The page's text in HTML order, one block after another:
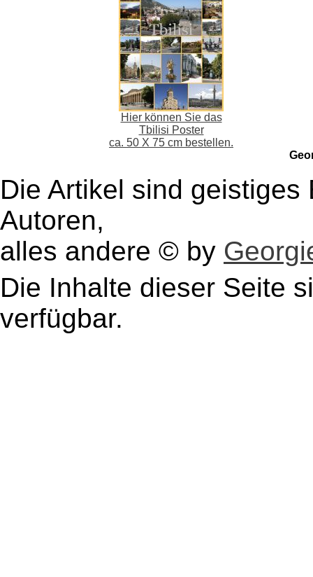
Hier können Sie das
Tbilisi Poster
ca. 50 X 75 cm bestellen.
Die Artikel sind
Autoren,
alles andere © by
Die Inhalte dieser Seite
verfügbar.